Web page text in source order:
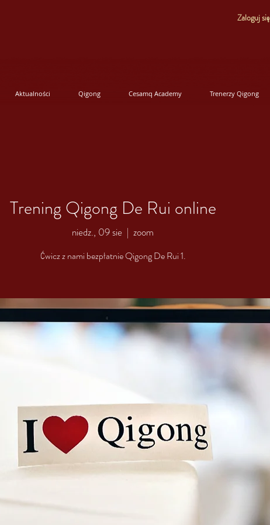
Zaloguj się
Aktualności Qigong Cesamq Academy Trenerzy Qigong
Trening Qigong De Rui online
niedz., 09 sie
  |
zoom
Ćwicz z nami bezpłatnie Qigong De Rui 1.